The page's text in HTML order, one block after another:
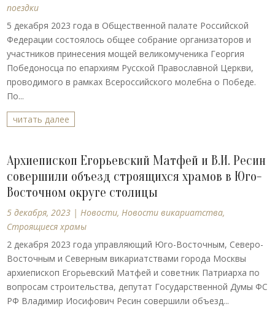
поездки
5 декабря 2023 года в Общественной палате Российской
Федерации состоялось общее собрание организаторов и
участников принесения мощей великомученика Георгия
Победоносца по епархиям Русской Православной Церкви,
проводимого в рамках Всероссийского молебна о Победе.
По...
читать далее
Архиепископ Егорьевский Матфей и В.И. Ресин
совершили объезд строящихся храмов в Юго-
Восточном округе столицы
5 декабря, 2023 |Новости,Новости викариатства,
Строящиеся храмы
2 декабря 2023 года управляющий Юго-Восточным, Северо-
Восточным и Северным викариатствами города Москвы
архиепископ Егорьевский Матфей и советник Патриарха по
вопросам строительства, депутат Государственной Думы ФС
РФ Владимир Иосифович Ресин совершили объезд...